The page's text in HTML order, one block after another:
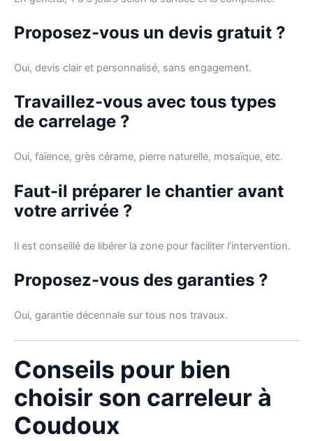
Proposez-vous un devis gratuit ?
Oui, devis clair et personnalisé, sans engagement.
Travaillez-vous avec tous types
de carrelage ?
Oui, faïence, grès cérame, pierre naturelle, mosaïque, etc.
Faut-il préparer le chantier avant
votre arrivée ?
Il est conseillé de libérer la zone pour faciliter l’intervention.
Proposez-vous des garanties ?
Oui, garantie décennale sur tous nos travaux.
Conseils pour bien
choisir son carreleur à
Coudoux